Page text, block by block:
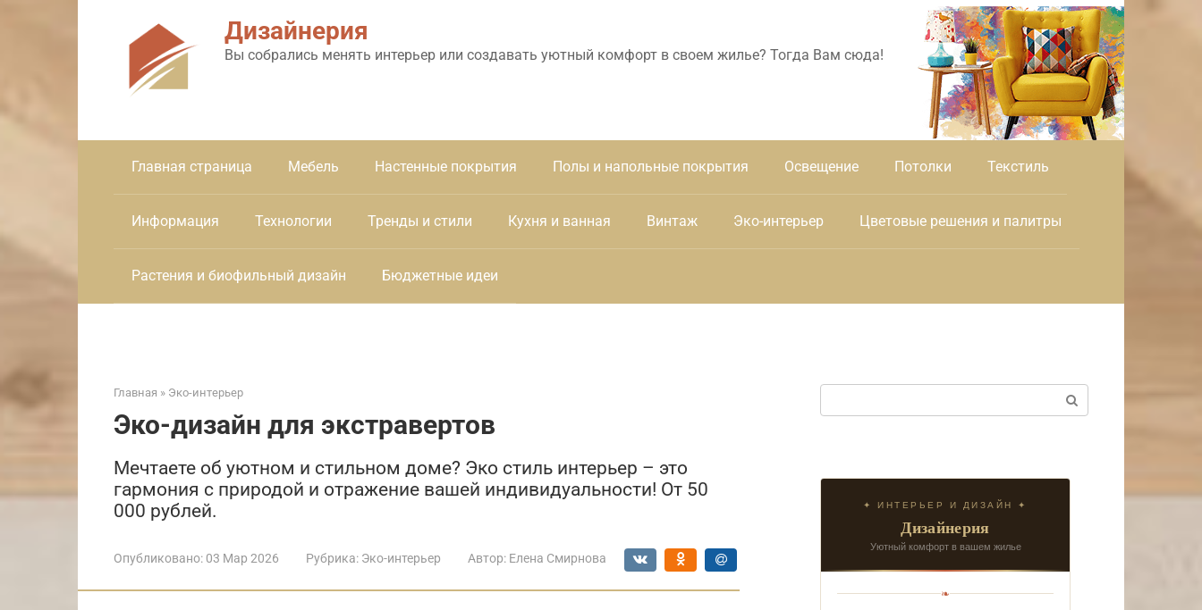
Дизайнерия
Вы собрались менять интерьер или создавать уютный комфорт в своем жилье? Тогда Вам сюда!
Главная страница Мебель Настенные покрытия Полы и напольные покрытия Освещение Потолки Текстиль
Информация Технологии Тренды и стили Кухня и ванная Винтаж Эко-интерьер Цветовые решения и палитры
Растения и биофильный дизайн Бюджетные идеи
Главная » Эко-интерьер
Эко-дизайн для экстравертов
Мечтаете об уютном и стильном доме? Эко стиль интерьер – это
гармония с природой и отражение вашей индивидуальности! От 50
000 рублей.
Опубликовано: 03 Мар 2026 Рубрика: Эко-интерьер Автор: Елена Смирнова
✦ ИНТЕРЬЕР И ДИЗАЙН ✦
Дизайнерия
Уютный комфорт в вашем жилье
❧